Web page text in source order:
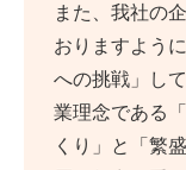
また、我社の
おりますよう
への挑戦」し
業理念である
くり」と「繁